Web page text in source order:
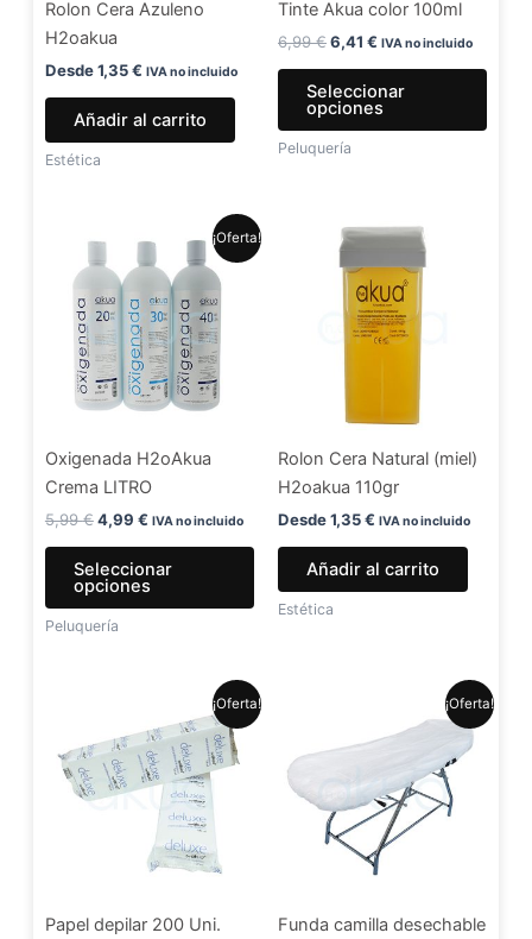
Rolon Cera Azuleno
H2oakua
Desde1,35€ IVA no incluido
Añadir al carrito
Estética
Tinte Akua color 100ml
6,99€6,41 € IVA no incluido
Seleccionar
opciones
en
Peluquería
¡Oferta!
Oxigenada H2oAkua
Crema LITRO
5,99€
original
era:
5,99 €.
4,99 €
precio
actual
4,99 €.
IVA no incluido
Seleccionar
opciones
Este
producto
pueden
elegir
la
página
de
Peluquería
Rolon Cera Natural (miel)
H2oakua 110gr
Desde1,35€ IVA no incluido
Añadir al carrito
Estética
¡Oferta!
Papel depilar 200 Uni.
original
era:
7,99 €.
actual
es:
6,49 €.
¡Oferta!
Funda camilla desechable
original
era:
actual
1,20 €.